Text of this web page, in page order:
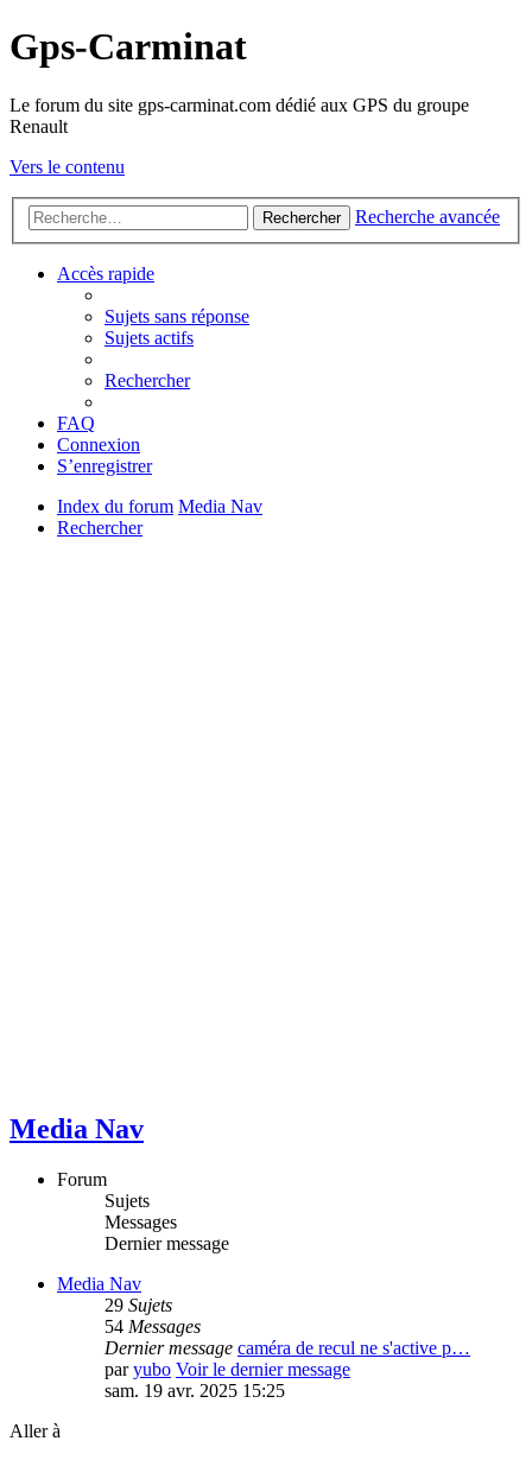
Gps-Carminat
Le forum du site gps-carminat.com dédié aux GPS du groupe
Renault
Vers le contenu
Rechercher Recherche avancée
Accès rapide
Sujets sans réponse
Sujets actifs
Rechercher
FAQ
Connexion
S’enregistrer
Index du forum Media Nav
Rechercher
Media Nav
Forum
Sujets
Messages
Dernier message
Media Nav
29 Sujets
54 Messages
Dernier message caméra de recul ne s'active p…
paryubo Voir le dernier message
sam. 19 avr. 2025 15:25
Aller à